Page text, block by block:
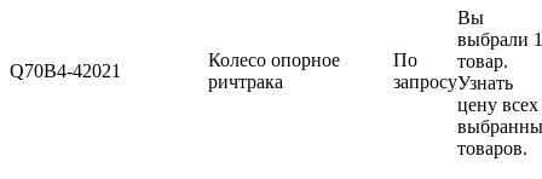
Q70B4-42021
Колесо опорное
ричтрака
По
запросу
Вы
выбрали 1
товар.
Узнать
цену всех
товаров.